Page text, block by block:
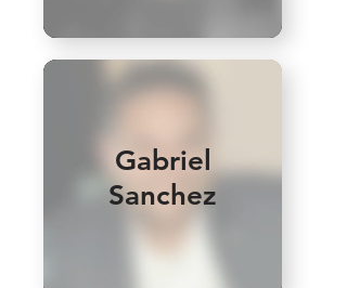
Gabriel
Sanchez